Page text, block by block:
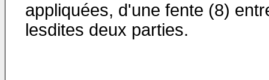
appliquées, d'une fente (8)
lesdites deux parties.